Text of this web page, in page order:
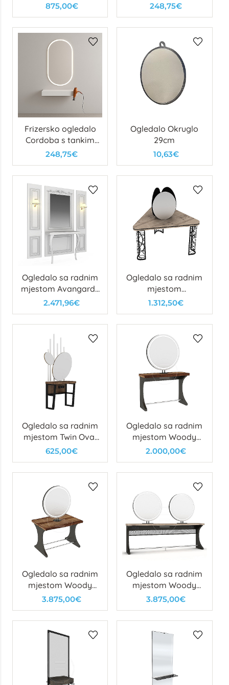
875,00€ 248,75€
Frizersko ogledalo
Cordoba s tankim
okvirom
248,75€
Ogledalo Okruglo
29cm
10,63€
Ogledalo sa radnim
mjestom Avangarde
Mirror Avanspace
2.471,96€
Ogledalo sa radnim
mjestom
Boomerang
1.312,50€
Ogledalo sa radnim
mjestom Twin Oval
Wall
625,00€
Ogledalo sa radnim
mjestom Woody
Circle
2.000,00€
Ogledalo sa radnim
mjestom Woody
Circle Island
3.875,00€
Ogledalo sa radnim
mjestom Woody
Circle Double
3.875,00€